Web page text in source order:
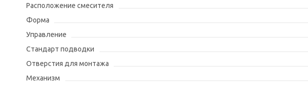
Расположение смесителя
Форма
Управление
Стандарт подводки
Отверстия для монтажа
Механизм